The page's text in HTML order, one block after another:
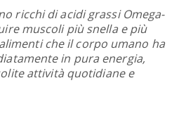
ricchi di acidi grassi Omega-
muscoli più snella e più
che il corpo umano ha
in pura energia,
attività quotidiane e